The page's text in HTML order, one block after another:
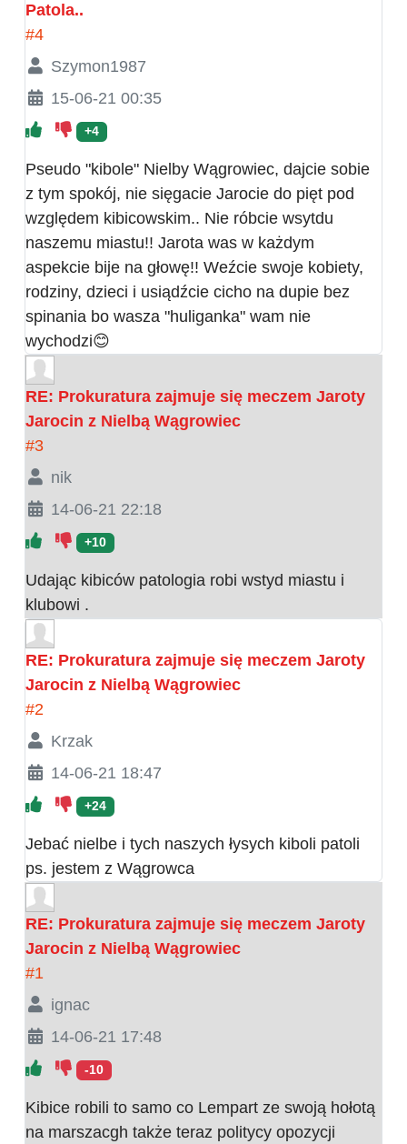
Patola..
#4
Szymon1987
15-06-21 00:35
+4
Pseudo "kibole" Nielby Wągrowiec, dajcie sobie
z tym spokój, nie sięgacie Jarocie do pięt pod
względem kibicowskim.. Nie róbcie wsytdu
naszemu miastu!! Jarota was w każdym
aspekcie bije na głowę!! Weźcie swoje kobiety,
rodziny, dzieci i usiądźcie cicho na dupie bez
spinania bo wasza "huliganka" wam nie
wychodzi😊
RE: Prokuratura zajmuje się meczem Jaroty
Jarocin z Nielbą Wągrowiec
#3
nik
14-06-21 22:18
+10
Udając kibiców patologia robi wstyd miastu i
klubowi .
RE: Prokuratura zajmuje się meczem Jaroty
Jarocin z Nielbą Wągrowiec
#2
Krzak
14-06-21 18:47
+24
Jebać nielbe i tych naszych łysych kiboli patoli
ps. jestem z Wągrowca
RE: Prokuratura zajmuje się meczem Jaroty
Jarocin z Nielbą Wągrowiec
#1
ignac
14-06-21 17:48
-10
Kibice robili to samo co Lempart ze swoją hołotą
na marszacgh także teraz politycy opozycji